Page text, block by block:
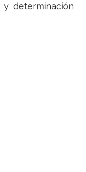
y determinación